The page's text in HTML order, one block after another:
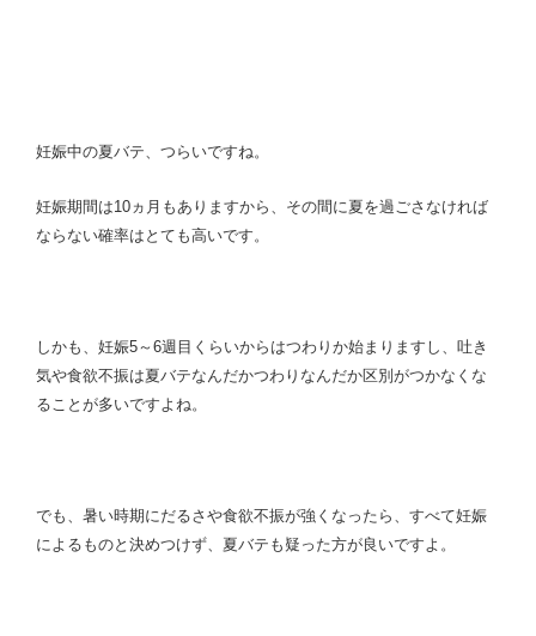
妊娠中の夏バテ、つらいですね。
妊娠期間は10ヵ月もありますから、その間に夏を過ごさなければ
ならない確率はとても高いです。
しかも、妊娠5～6週目くらいからはつわりか始まりますし、吐き
気や食欲不振は夏バテなんだかつわりなんだか区別がつかなくな
ることが多いですよね。
でも、暑い時期にだるさや食欲不振が強くなったら、すべて妊娠
によるものと決めつけず、夏バテも疑った方が良いですよ。